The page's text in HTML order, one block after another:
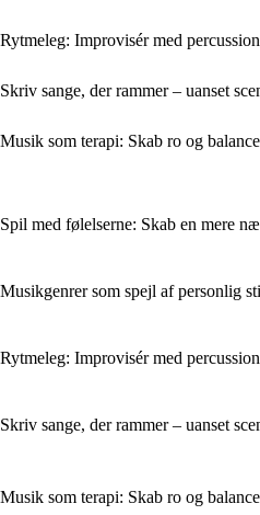
Rytmeleg: Improvisér med
Skriv sange, der rammer – uanset
Musik som terapi: Skab ro og
Spil med følelserne: Skab en mere
Musikgenrer som spejl af personlig
Rytmeleg: Improvisér med
Skriv sange, der rammer – uanset
Musik som terapi: Skab ro og